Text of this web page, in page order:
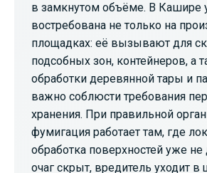
в замкнутом объёме. В Кашире
востребована не только на
площадках: её вызывают для
подсобных зон, контейнеров, а
обработки деревянной тары и
важно соблюсти требования
хранения. При правильной
фумигация работает там, где
обработка поверхностей уже не
очаг скрыт, вредитель уходит в